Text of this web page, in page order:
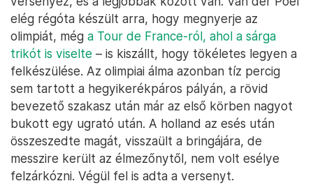
elég régóta készült arra, hogy megnyerje az
olimpiát, még a Tour de France-ról, ahol a sárga
trikót is viselte – is kiszállt, hogy tökéletes legyen a
felkészülése. Az olimpiai álma azonban tíz percig
sem tartott a hegyikerékpáros pályán, a rövid
bevezető szakasz után már az első körben nagyot
bukott egy ugrató után. A holland az esés után
összeszedte magát, visszaült a bringájára, de
messzire került az élmezőnytől, nem volt esélye
felzárkózni. Végül fel is adta a versenyt.